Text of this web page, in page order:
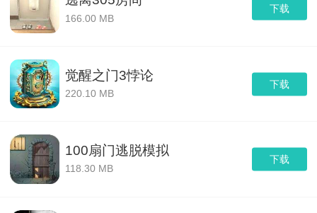
下载
166.00 MB
下载
觉醒之门3悖论
220.10 MB
下载
100扇门逃脱模拟
118.30 MB